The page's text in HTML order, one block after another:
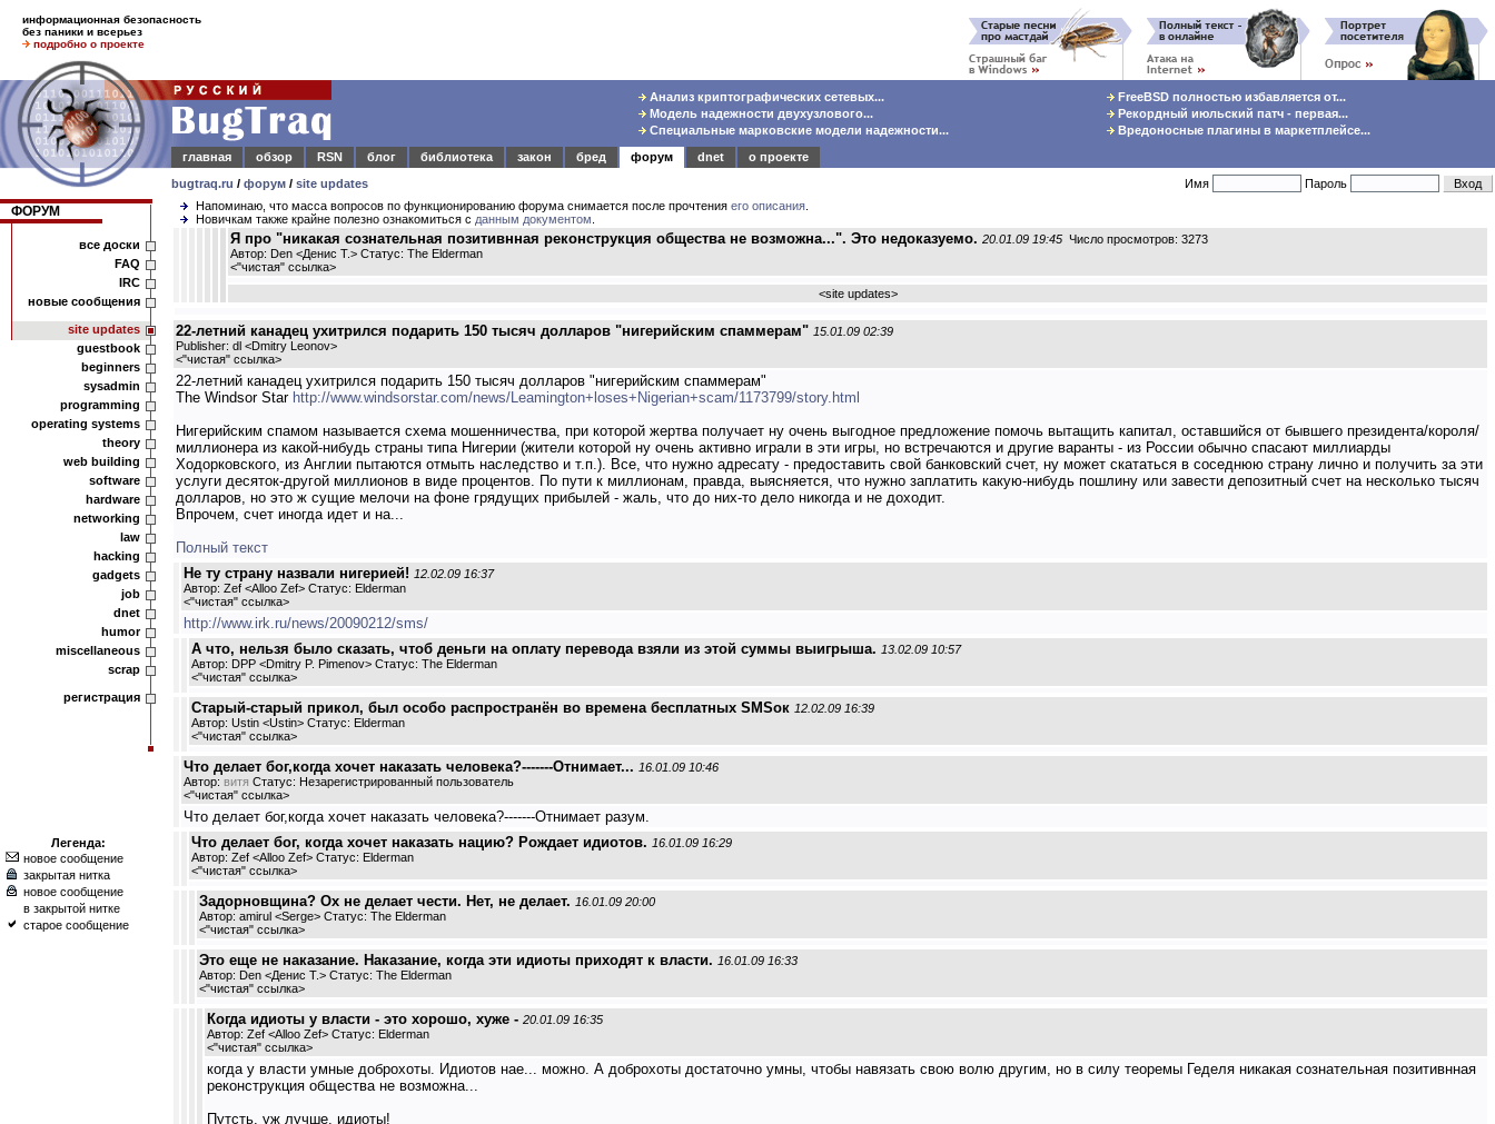
информационная безопасность
без паники и всерьез
подробно о проекте
Анализ криптографических сетевых...
Модель надежности двухузлового...
Специальные марковские модели надежности...
FreeBSD полностью избавляется от...
Рекордный июльский патч - первая...
Вредоносные плагины в маркетплейсе...
главная
обзор RSN блог библиотека закон бред форум dnet
о проекте
bugtraq.ru / форум / site updates Имя Пароль
ФОРУМ
все доски
FAQ
IRC
новые сообщения
site updates
guestbook
beginners
sysadmin
programming
operating systems
theory
web building
software
hardware
networking
law
hacking
gadgets
job
dnet
humor
miscellaneous
scrap
регистрация
Легенда:
новое сообщение
закрытая нитка
новое сообщение
в закрытой нитке
старое сообщение
Напоминаю, что масса вопросов по функционированию форума снимается после прочтения его описания
Новичкам также крайне полезно ознакомиться с данным документом
Я про "никакая сознательная позитивнная реконструкция общества не возможна...". Это недоказуемо. 20.01.09 19:45 Число просмотров: 3273
Автор: Den <Денис Т.> Статус: The Elderman
<"чистая" ссылка>
<site updates>
22-летний канадец ухитрился подарить 150 тысяч долларов "нигерийским спаммерам" 15.01.09 02:39
Publisher: dl <Dmitry Leonov>
<"чистая" ссылка>
22-летний канадец ухитрился подарить 150 тысяч долларов "нигерийским спаммерам"
The Windsor Star http://www.windsorstar.com/news/Leamington+loses+Nigerian+scam/1173799/story.html
Нигерийским спамом называется схема мошенничества, при которой жертва получает ну очень выгодное предложение помочь вытащить капитал, оставшийся от бывшего президента/короля/
миллионера из какой-нибудь страны типа Нигерии (жители которой ну очень активно играли в эти игры, но встречаются и другие варанты - из России обычно спасают миллиарды
Ходорковского, из Англии пытаются отмыть наследство и т.п.). Все, что нужно адресату - предоставить свой банковский счет, ну может скататься в соседнюю страну лично и получить за эти
услуги десяток-другой миллионов в виде процентов. По пути к миллионам, правда, выясняется, что нужно заплатить какую-нибудь пошлину или завести депозитный счет на несколько тысяч
долларов, но это ж сущие мелочи на фоне грядущих прибылей - жаль, что до них-то дело никогда и не доходит.
Впрочем, счет иногда идет и на...
Полный текст
Не ту страну назвали нигерией! 12.02.09 16:37
Автор: Zef <Alloo Zef> Статус: Elderman
<"чистая" ссылка>
http://www.irk.ru/news/20090212/sms/
А что, нельзя было сказать, чтоб деньги на оплату перевода взяли из этой суммы выигрыша. 13.02.09 10:57
Автор: DPP <Dmitry P. Pimenov> Статус: The Elderman
<"чистая" ссылка>
Старый-старый прикол, был особо распространён во времена бесплатных SMSок 12.02.09 16:39
Автор: Ustin <Ustin> Статус: Elderman
<"чистая" ссылка>
Что делает бог,когда хочет наказать человека?-------Отнимает... 16.01.09 10:46
Автор: витя Статус: Незарегистрированный пользователь
<"чистая" ссылка>
Что делает бог,когда хочет наказать человека?-------Отнимает разум.
Что делает бог, когда хочет наказать нацию? Рождает идиотов. 16.01.09 16:29
Автор: Zef <Alloo Zef> Статус: Elderman
<"чистая" ссылка>
Задорновщина? Ох не делает чести. Нет, не делает. 16.01.09 20:00
Автор: amirul <Serge> Статус: The Elderman
<"чистая" ссылка>
Это еще не наказание. Наказание, когда эти идиоты приходят к власти. 16.01.09 16:33
Автор: Den <Денис Т.> Статус: The Elderman
<"чистая" ссылка>
Когда идиоты у власти - это хорошо, хуже - 20.01.09 16:35
Автор: Zef <Alloo Zef> Статус: Elderman
<"чистая" ссылка>
когда у власти умные доброхоты. Идиотов нае... можно. А доброхоты достаточно умны, чтобы навязать свою волю другим, но в силу теоремы Геделя никакая сознательная позитивнная
реконструкция общества не возможна...
Путсть, уж лучше, идиоты!